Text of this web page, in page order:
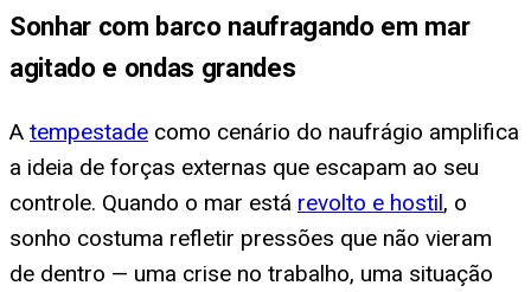
Sonhar com barco naufragando em mar
agitado e ondas grandes
A tempestade como cenário do naufrágio amplifica
a ideia de forças externas que escapam ao seu
controle. Quando o mar está revolto e hostil, o
sonho costuma refletir pressões que não vieram
de dentro — uma crise no trabalho, uma situação